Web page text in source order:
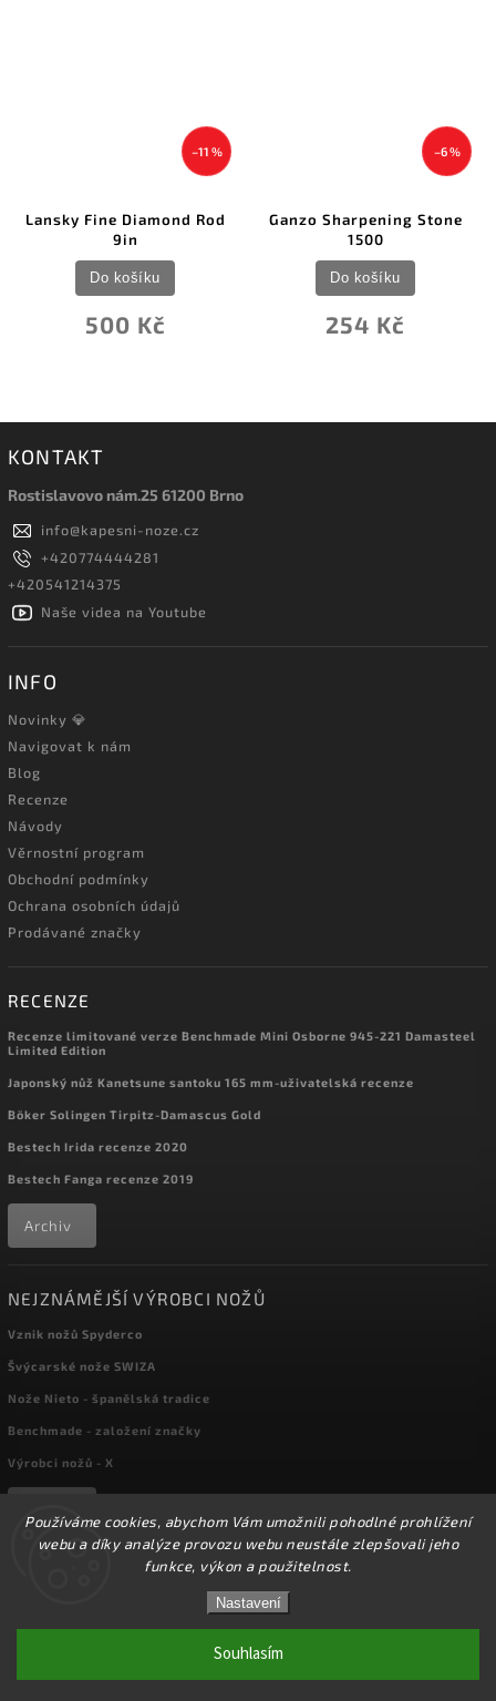
Používáme cookies, abychom Vám umožnili pohodlné prohlížení
webu a díky analýze provozu webu neustále zlepšovali jeho
funkce, výkon a použitelnost.
Nastavení
Souhlasím
☀️Ve dnech 3-14.8 2026 máme zavřeno z důvodu
DOVOLENÉ. Eshop zůstává v provozu, objednávky
budeme zpracovávat v pondělí 17.8.2026. Děkujeme za
pochopení.☀️
Rod
Ganzo Sharpening Stone
254 Kč
Lansky Diamond
646 Kč
KONTAKT
Rostislavovo nám.25 61200 Brno
info@kapesni-noze.cz
+420774444281
+420541214375
Naše videa na Youtube
INFO
Novinky 💎
Navigovat k nám
Blog
Recenze
Návody
Věrnostní program
Obchodní podmínky
Ochrana osobních údajů
Prodávané značky
RECENZE
Recenze limitované verze Benchmade Mini Osborne 945-221 Damasteel
Limited Edition
Japonský nůž Kanetsune santoku 165 mm-uživatelská recenze
Böker Solingen Tirpitz-Damascus Gold
Bestech Irida recenze 2020
Bestech Fanga recenze 2019
Archiv
NEJZNÁMĚJŠÍ VÝROBCI NOŽŮ
Vznik nožů Spyderco
Švýcarské nože SWIZA
Nože Nieto - španělská tradice
Benchmade - založení značky
Výrobci nožů - X
kapesni-noze.cz
Upravit nastavení cookies